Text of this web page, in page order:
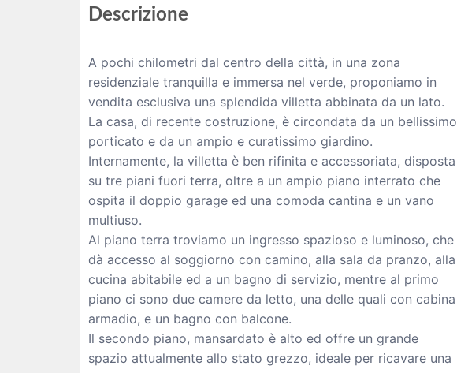
Descrizione
A pochi chilometri dal centro della città, in una zona
residenziale tranquilla e immersa nel verde, proponiamo in
vendita esclusiva una splendida villetta abbinata da un lato.
La casa, di recente costruzione, è circondata da un bellissimo
porticato e da un ampio e curatissimo giardino.
Internamente, la villetta è ben rifinita e accessoriata, disposta
su tre piani fuori terra, oltre a un ampio piano interrato che
ospita il doppio garage ed una comoda cantina e un vano
multiuso.
Al piano terra troviamo un ingresso spazioso e luminoso, che
dà accesso al soggiorno con camino, alla sala da pranzo, alla
cucina abitabile ed a un bagno di servizio, mentre al primo
piano ci sono due camere da letto, una delle quali con cabina
armadio, e un bagno con balcone.
Il secondo piano, mansardato è alto ed offre un grande
spazio attualmente allo stato grezzo, ideale per ricavare una